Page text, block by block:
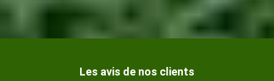
Les avis de nos clients